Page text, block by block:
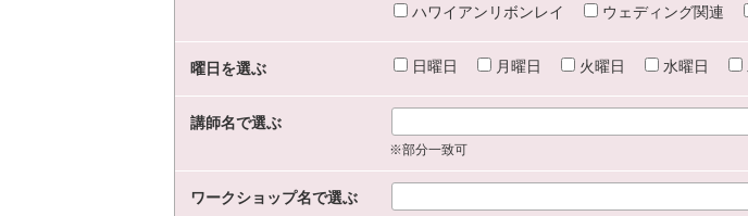
ハワイアンリボンレイ
ウェディング関連
曜日を選ぶ 日曜日 月曜日 火曜日 水曜日
講師名で選ぶ
※部分一致可
ワークショップ名で選ぶ